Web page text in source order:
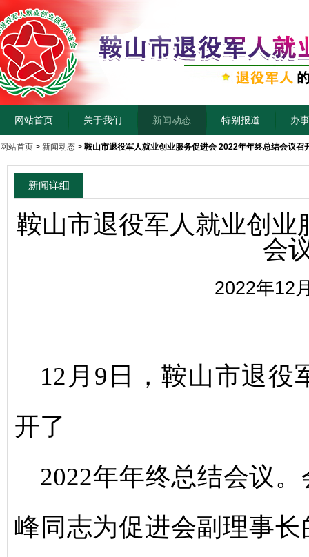
网站首页 关于我们 新闻动态 特别报道 办
网站首页 > 新闻动态 > 鞍山市退役军人就业创业服务促进会 2022年年终总结会议召
新闻详细
鞍山市退役军人就业创业
会
2022年12
12月9日，鞍山市退役
开了
2022年年终总结会议
峰同志为促进会副理事